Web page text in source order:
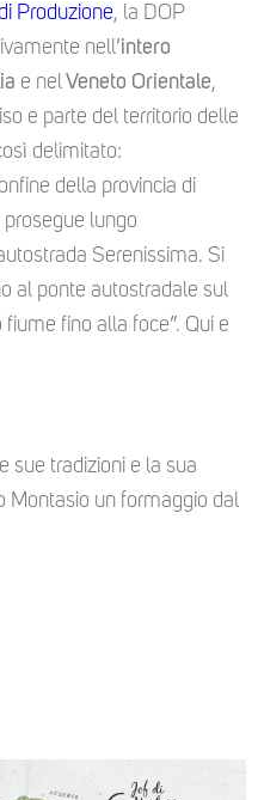
Produzione, la DOP
nell’intero
e nelVeneto Orientale,
e parte del territorio delle
delimitato:
della provincia di
prosegue lungo
Serenissima. Si
al ponte autostradale sul
fino alla foce”. Qui e
sue tradizioni e la sua
Montasio un formaggio dal